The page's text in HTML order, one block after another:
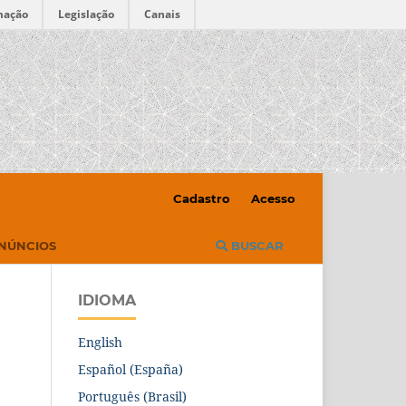
Legislação Canais
BUSCAR
Cadastro Acesso
IDIOMA
English
Español (España)
Português (Brasil)